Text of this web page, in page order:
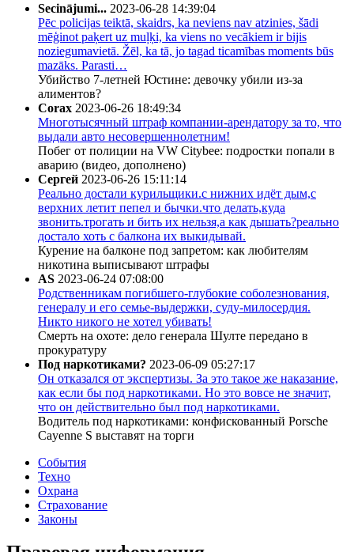
Secinājumi... 2023-06-28 14:39:04
Pēc policijas teiktā, skaidrs, ka neviens nav atzinies, šādi
mēģinot paķert uz muļķi, ka viens no vecākiem ir bijis
noziegumavietā. Žēl, ka tā, jo tagad ticamības moments būs
mazāks. Parasti…
Убийство 7-летней Юстине: девочку убили из-за
алиментов?
Corax 2023-06-26 18:49:34
Многотысячный штраф компании-арендатору за то, что
выдали авто несовершеннолетним!
Побег от полиции на VW Citybee: подростки попали в
аварию (видео, дополнено)
Сергей 2023-06-26 15:11:14
Реально достали курильщики.с нижних идёт дым,с
верхних летит пепел и бычки.что делать,куда
звонить.трогать и бить их нельзя,а как дышать?реально
достало хоть с балкона их выкидывай.
Курение на балконе под запретом: как любителям
никотина выписывают штрафы
AS 2023-06-24 07:08:00
Родственникам погибшего-глубокие соболезнования,
генералу и его семье-выдержки, суду-милосердия.
Никто никого не хотел убивать!
Смерть на охоте: дело генерала Шулте передано в
прокуратуру
Под наркотиками? 2023-06-09 05:27:17
Он отказался от экспертизы. За это такое же наказание,
как если бы под наркотиками. Но это вовсе не значит,
что он действительно был под наркотиками.
Водитель под наркотиками: конфискованный Porsche
Cayenne S выставят на торги
События
Техно
Охрана
Страхование
Законы